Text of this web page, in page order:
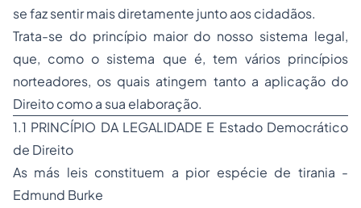
se faz sentir mais diretamente junto aos cidadãos.
Trata-se do princípio maior do nosso sistema legal,
que, como o sistema que é, tem vários princípios
norteadores, os quais atingem tanto a aplicação do
Direito como a sua elaboração.
1.1 PRINCÍPIO DA LEGALIDADE E Estado Democrático
de Direito
As más leis constituem a pior espécie de tirania -
Edmund Burke